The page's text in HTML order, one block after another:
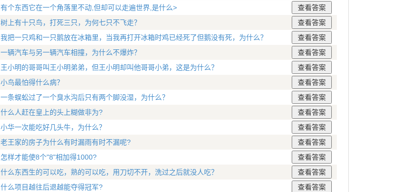
有个东西它在一个角落里不动,但却可以走遍世界,是什么>
树上有十只鸟，打死三只，为何七只不飞走？
我把一只鸡和一只鹅放在冰箱里，当我再打开冰箱时鸡已经死了但鹅没有死，为什么？
一辆汽车与另一辆汽车相撞，为什么不爆炸？
王小明的哥哥叫王小明弟弟，但王小明却叫他哥哥小弟，这是为什么？
小鸟最怕得什么病？
一条蜈蚣过了一个臭水沟后只有两个脚没湿，为什么？
什么人赶在皇上的头上糊做非为?
小华一次能吃好几头牛，为什么？
老王家的房子为什么有时漏雨有时不漏呢?
怎样才能使8个"8"相加得1000?
什么东西生的可以吃，熟的可以吃，用刀切不开，洗过之后就没人吃？
什么项目越往后退越能夺得冠军?